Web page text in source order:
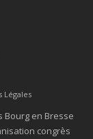
Légales
Bourg en Bresse
congrès